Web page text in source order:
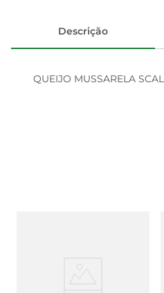
Descrição
QUEIJO MUSSARELA